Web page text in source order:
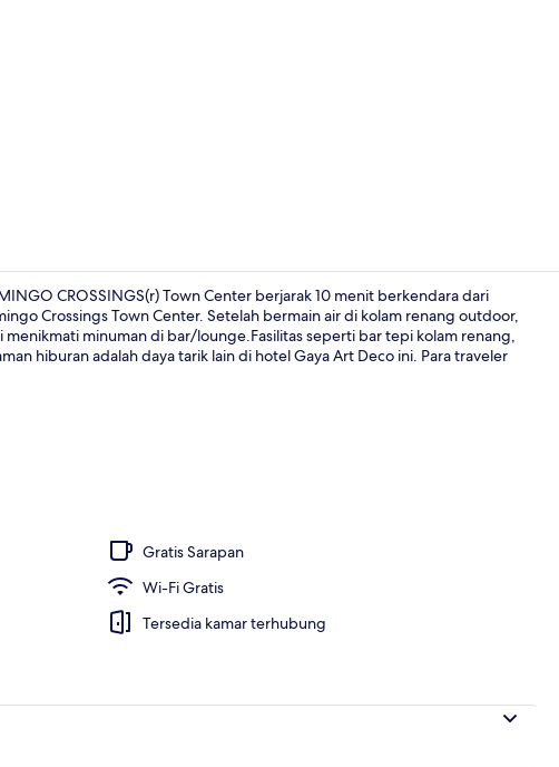
Lobi
CROSSINGS(r) Town Center berjarak 10 menit berkendara dari
Crossings Town Center. Setelah bermain air di kolam renang outdoor,
minuman di bar/lounge.Fasilitas seperti bar tepi kolam renang,
hiburan adalah daya tarik lain di hotel Gaya Art Deco ini. Para traveler
Gratis Sarapan
Wi-Fi Gratis
Tersedia kamar terhubung